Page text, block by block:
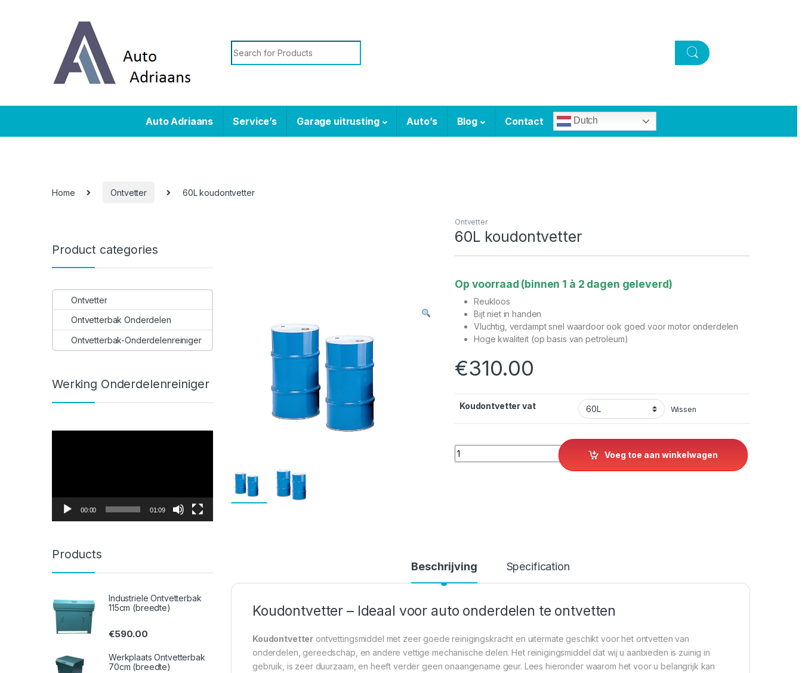
Search for:
Auto Adriaans Service’s Garage uitrusting Auto’s Blog Contact Dutch
Home Ontvetter 60L koudontvetter
Ontvetter
60L koudontvetter
Op voorraad (binnen 1 à 2 dagen geleverd)
Reukloos
Bijt niet in handen
Vluchtig, verdampt snel waardoor ook goed voor motor onderdelen
Hoge kwaliteit (op basis van petroleum)
€310.00
Koudontvetter vat Wissen
60L koudontvetter quantity
Voeg toe aan winkelwagen
Beschrijving Specification
Koudontvetter – Ideaal voor auto onderdelen te ontvetten
Koudontvetter ontvettingsmiddel met zeer goede reinigingskracht en uitermate geschikt voor het ontvetten van
onderdelen, gereedschap, en andere vettige mechanische delen. Het reinigingsmiddel dat wij u aanbieden is zuinig in
gebruik, is zeer duurzaam, en heeft verder geen onaangename geur. Lees hieronder waarom het voor u belangrijk kan
Product categories
Ontvetter
Ontvetterbak Onderdelen
Ontvetterbak-Onderdelenreiniger
Werking Onderdelenreiniger
00:00 01:09
Products
Industriele Ontvetterbak
115cm (breedte)
€590.00
Werkplaats Ontvetterbak
70cm (breedte)